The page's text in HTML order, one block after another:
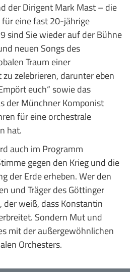
der Dirigent Mark Mast – die
eine fast 20-jährige
sind Sie wieder auf der Bühne
neuen Songs des
Traum einer
zelebrieren, darunter eben
euch“ sowie das
der Münchner Komponist
für eine orchestrale
hat.
auch im Programm
gegen den Krieg und die
der Erde erheben. Wer den
und Träger des Göttinger
der weiß, dass Konstantin
Sondern Mut und
mit der außergewöhnlichen
Orchesters.